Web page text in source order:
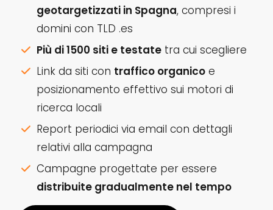
geotargetizzati in Spagna, compresi i
domini con TLD .es
Più di 1500 siti e testatetra cui scegliere
Link da siti con traffico organicoe
posizionamento effettivo sui motori di
ricerca locali
Report periodici via email con dettagli
relativi alla campagna
Campagne progettate per essere
distribuite gradualmente nel tempo